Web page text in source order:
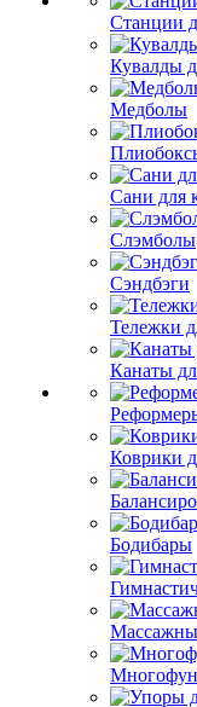
Станции
Кувалды
Медболы
Сани для
Слэмболы
Сэндбэги
Тележки
Канаты
Коврики
Бодибары